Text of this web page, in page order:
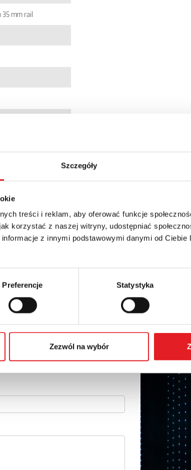
Szczegóły
treści i reklam, aby oferować funkcje
korzystać z naszej witryny, udostępniać
z innymi podstawowymi danymi od
Preferencje Statystyka
Zezwól na wybór
mm rail
the offer
*